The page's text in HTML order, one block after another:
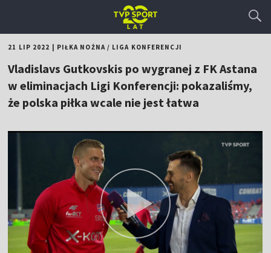
21 LIP 2022 PIŁKA NOŻNA/ LIGA KONFERENCJI
Vladislavs Gutkovskis po wygranej z FK Astana
w eliminacjach Ligi Konferencji: pokazaliśmy,
że polska piłka wcale nie jest łatwa